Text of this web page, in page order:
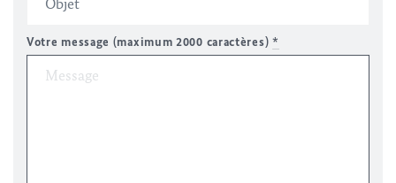
Votre message (maximum 2000 caractères) *